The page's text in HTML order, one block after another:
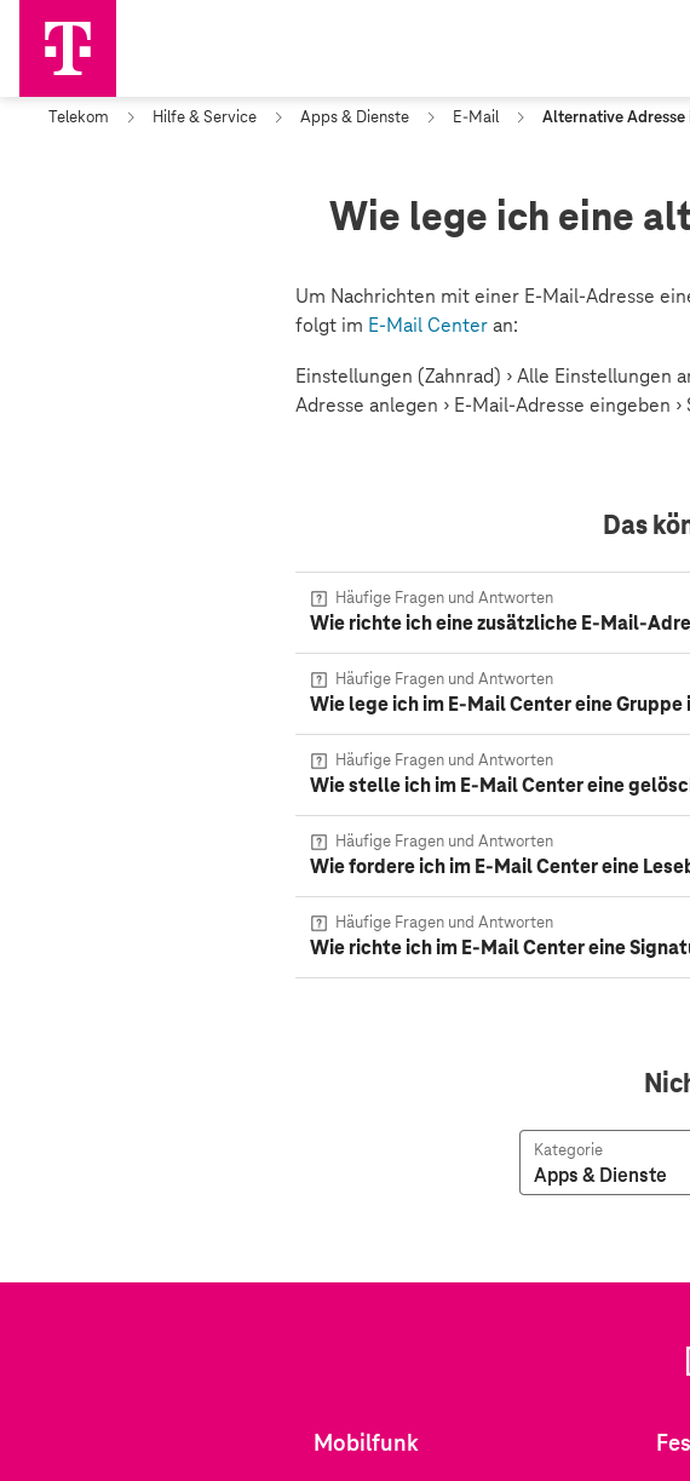
Telekom Hilfe & Service Apps & Dienste E-Mail Alternative
Wie lege ich eine
Um Nachrichten mit einer E-Mail-Adresse
folgt im E-Mail Centeran:
Einstellungen (Zahnrad) › Alle Einstellungen
Adresse anlegen › E-Mail-Adresse eingeben
Das
Häufige Fragen und Antworten
Wie richte ich eine zusätzliche E-Mail-
Häufige Fragen und Antworten
Wie lege ich im E-Mail Center eine Gruppe
Häufige Fragen und Antworten
Wie stelle ich im E-Mail Center eine
Häufige Fragen und Antworten
Wie fordere ich im E-Mail Center eine
Häufige Fragen und Antworten
Wie richte ich im E-Mail Center eine
Apps & Dienste
Kategorie
Mobilfunk